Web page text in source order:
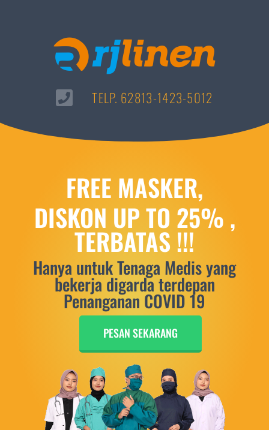
TELP. 62813-1423-5012
FREE MASKER,
DISKON UP TO 25% ,
TERBATAS !!!
Hanya untuk Tenaga Medis yang
bekerja digarda terdepan
Penanganan COVID 19
PESAN SEKARANG